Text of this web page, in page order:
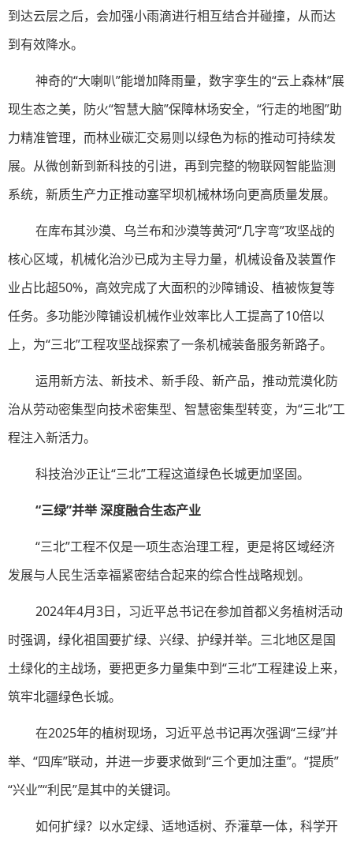
到达云层之后，会加强小雨滴进行相互结合并碰撞，从而达
到有效降水。
神奇的“大喇叭”能增加降雨量，数字孪生的“云上森林”展
现生态之美，防火“智慧大脑”保障林场安全，“行走的地图”助
力精准管理，而林业碳汇交易则以绿色为标的推动可持续发
展。从微创新到新科技的引进，再到完整的物联网智能监测
系统，新质生产力正推动塞罕坝机械林场向更高质量发展。
在库布其沙漠、乌兰布和沙漠等黄河“几字弯”攻坚战的
核心区域，机械化治沙已成为主导力量，机械设备及装置作
业占比超50%，高效完成了大面积的沙障铺设、植被恢复等
任务。多功能沙障铺设机械作业效率比人工提高了10倍以
上，为“三北”工程攻坚战探索了一条机械装备服务新路子。
运用新方法、新技术、新手段、新产品，推动荒漠化防
治从劳动密集型向技术密集型、智慧密集型转变，为“三北”工
程注入新活力。
科技治沙正让“三北”工程这道绿色长城更加坚固。
“三绿”并举深度融合生态产业
“三北”工程不仅是一项生态治理工程，更是将区域经济
发展与人民生活幸福紧密结合起来的综合性战略规划。
2024年4月3日，习近平总书记在参加首都义务植树活动
时强调，绿化祖国要扩绿、兴绿、护绿并举。三北地区是国
土绿化的主战场，要把更多力量集中到“三北”工程建设上来，
筑牢北疆绿色长城。
在2025年的植树现场，习近平总书记再次强调“三绿”并
举、“四库”联动，并进一步要求做到“三个更加注重”。“提质”
“兴业”“利民”是其中的关键词。
如何扩绿？以水定绿、适地适树、乔灌草一体，科学开